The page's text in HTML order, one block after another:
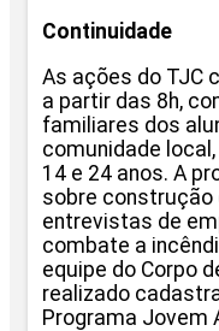
Continuidade
As ações do TJC
a partir das 8h,
familiares dos
comunidade
14 e 24 anos. A
sobre construção
entrevistas de
combate a
equipe do Corpo
realizado
Programa Jovem